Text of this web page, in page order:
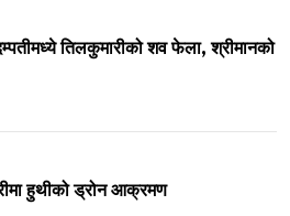
तिलकुमारीको शव फेला, श्रीमानको
हुथीको ड्रोन आक्रमण